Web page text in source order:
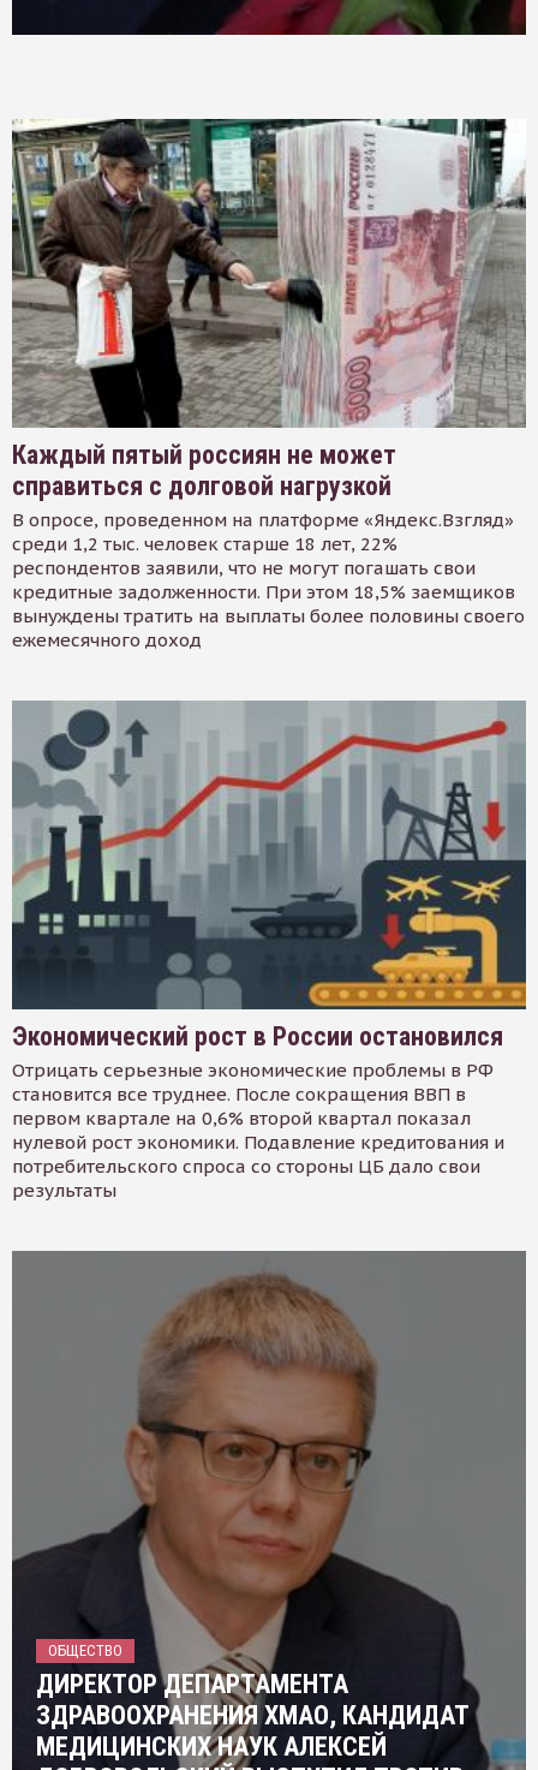
Каждый пятый россиян не может
справиться с долговой нагрузкой
В опросе, проведенном на платформе «Яндекс.Взгляд»
среди 1,2 тыс. человек старше 18 лет, 22%
респондентов заявили, что не могут погашать свои
кредитные задолженности. При этом 18,5% заемщиков
вынуждены тратить на выплаты более половины своего
ежемесячного доход
Экономический рост в России остановился
Отрицать серьезные экономические проблемы в РФ
становится все труднее. После сокращения ВВП в
первом квартале на 0,6% второй квартал показал
нулевой рост экономики. Подавление кредитования и
потребительского спроса со стороны ЦБ дало свои
результаты
ОБЩЕСТВО
ДИРЕКТОР ДЕПАРТАМЕНТА
ЗДРАВООХРАНЕНИЯ ХМАО, КАНДИДАТ
МЕДИЦИНСКИХ НАУК АЛЕКСЕЙ